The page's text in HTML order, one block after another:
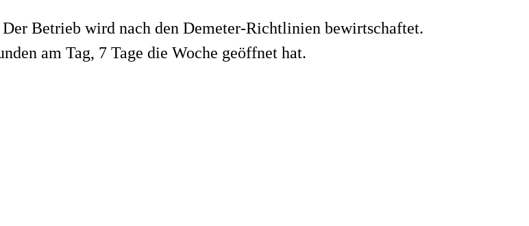
Betrieb wird nach den Demeter-Richtlinien bewirtschaftet.
am Tag, 7 Tage die Woche geöffnet hat.